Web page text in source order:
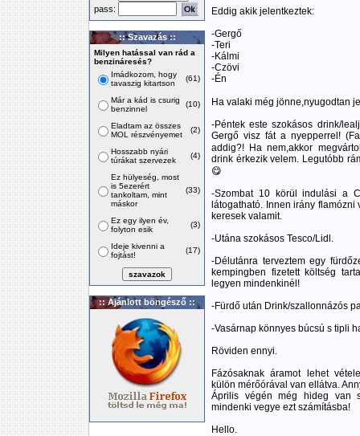
pass:
:: Szavazás ::
Milyen hatással van rád a
benzináresés?
Imádkozom, hogy
tavaszig kitartson
(61)
Már a kád is csurig
benzinnel
(10)
Eladtam az összes
MOL részvényemet
(2)
Hosszabb nyári
túrákat szervezek
(4)
Ez hülyeség, most
is 5ezerért
tankoltam, mint
máskor
(33)
Ez egy ilyen év,
folyton esik
(3)
Ideje kivenni a
fojtást!
(17)
:: Ajánlott böngésző ::
Eddig akik jelentkeztek:
-Gergő
-Teri
-Kálmi
-Czövi
-Én
Ha valaki még jönne,nyugodtan
-Péntek este szokásos drink/
Gergő visz fát a nyepperrel!
addig?! Ha nem,akkor
drink érkezik velem. Legutóbb
😋
-Szombat 10 körül indulási a
látogatható. Innen irány
keresek valamit.
-Utána szokásos Tesco/Lidl.
-Délutánra terveztem egy
kempingben fizetett költség
legyen mindenkinél!
-Fürdő után Drink/szallonnázós
-Vasárnap könnyes búcsú s tipli
Röviden ennyi.
Fázósaknak áramot lehet
külön mérőórával van ellátva.
Április végén még hideg van
mindenki vegye ezt számításba!
Hello.